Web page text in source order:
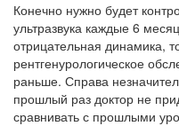
Конечно нужно будет
ультразвука каждые 6
отрицательная динамика,
рентгенурологическое
раньше. Справа
прошлый раз доктор не
сравнивать с прошлыми